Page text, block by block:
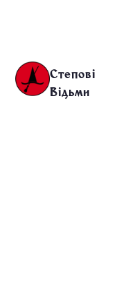
Степові
Відьми